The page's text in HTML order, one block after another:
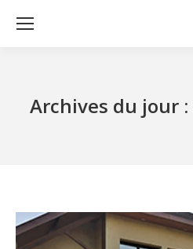
Archives du jour :